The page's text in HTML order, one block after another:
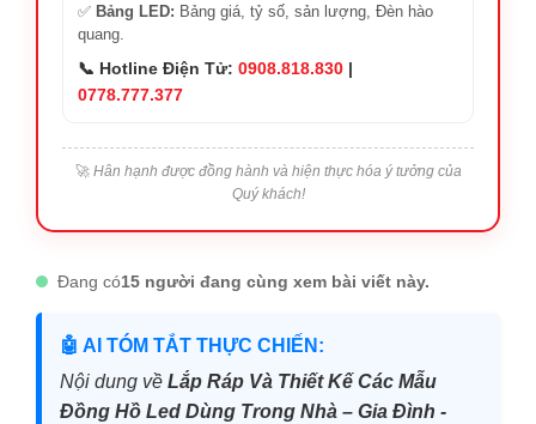
✅ Bảng LED: Bảng giá, tỷ số, sản lượng, Đèn hào
quang.
📞 Hotline Điện Tử: 0908.818.830 |
0778.777.377
🚀 Hân hạnh được đồng hành và hiện thực hóa ý tưởng của
Quý khách!
Đang có15 người đang cùng xem bài viết này.
🤖 AI TÓM TẮT THỰC CHIẾN:
Nội dung về Lắp Ráp Và Thiết Kế Các Mẫu
Đồng Hồ Led Dùng Trong Nhà – Gia Đình -